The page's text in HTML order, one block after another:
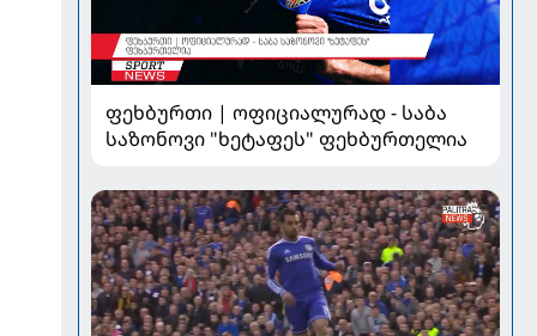
ფეხბურთი | ოფიციალურად - საბა
საზონოვი "ხეტაფეს" ფეხბურთელია